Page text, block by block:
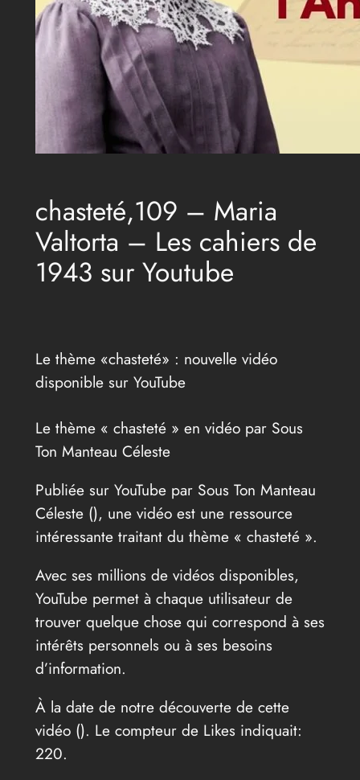
chasteté,109 – Maria
Valtorta – Les cahiers de
1943 sur Youtube
Le thème «chasteté» : nouvelle vidéo
disponible sur YouTube
Le thème « chasteté » en vidéo par Sous
Ton Manteau Céleste
Publiée sur YouTube par Sous Ton Manteau
Céleste (), une vidéo est une ressource
intéressante traitant du thème « chasteté ».
Avec ses millions de vidéos disponibles,
YouTube permet à chaque utilisateur de
trouver quelque chose qui correspond à ses
intérêts personnels ou à ses besoins
d’information.
À la date de notre découverte de cette
vidéo (). Le compteur de Likes indiquait:
220.